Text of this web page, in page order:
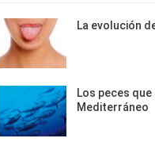
La evolución
Los peces que
Mediterráneo